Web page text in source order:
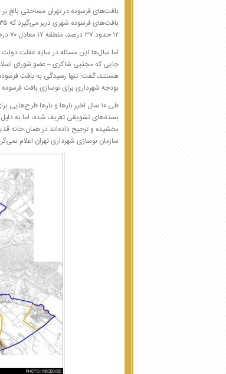
۱۲ حدود ۳۷ درصد، منطقه ۱۷ معادل ۷۰ درصد و منطقه ۱۱ معادل ۲۸ درصد از بافت مسکونی‌شان را بافت‌های فرسوده شامل می‌شود.
اما سال‌ها این مسئله در سایه غفلت
جایی که مجتبی شاکری – عضو شورای
بودجه شهرداری برای نوسازی بافت
طی ۱۰ سال اخیر بارها و بارها
بسته‌های تشویقی تعریف شده، اما به دلیل
سازمان نوسازی شهرداری تهران اعلام